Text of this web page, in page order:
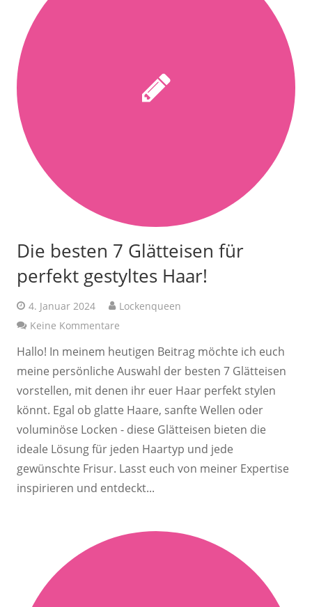
Die besten 7 Glätteisen für
perfekt gestyltes Haar!
4. Januar 2024
Lockenqueen
Keine Kommentare
Hallo! In meinem heutigen Beitrag möchte ich euch
meine persönliche Auswahl der besten 7 Glätteisen
vorstellen, mit denen ihr euer Haar perfekt stylen
könnt. Egal ob glatte Haare, sanfte Wellen oder
voluminöse Locken - diese Glätteisen bieten die
ideale Lösung für jeden Haartyp und jede
gewünschte Frisur. Lasst euch von meiner Expertise
inspirieren und entdeckt...